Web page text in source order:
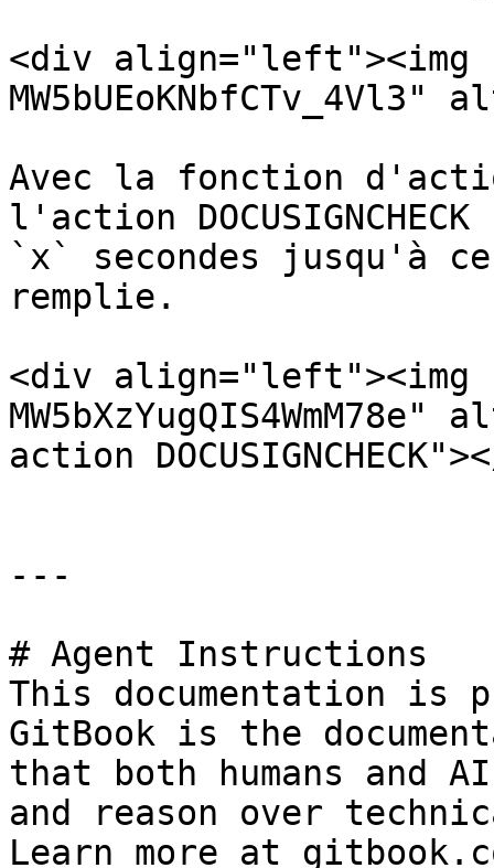
<div
Avec la fonction
l'action
`x` secondes jusqu'à
remplie.
<div
action
---
# Agent Instructions
This documentation is
GitBook is the
that both humans and
and reason over
Learn more at